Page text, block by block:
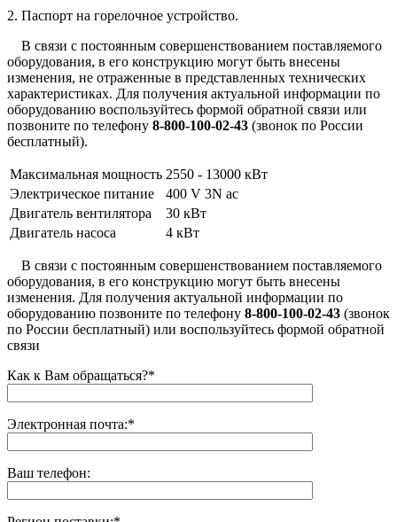
2. Паспорт на горелочное устройство.
В связи с постоянным совершенствованием поставляемого
оборудования, в его конструкцию могут быть внесены
изменения, не отраженные в представленных технических
характеристиках. Для получения актуальной информации по
оборудованию воспользуйтесь формой обратной связи или
позвоните по телефону 8-800-100-02-43 (звонок по России
бесплатный).
Максимальная мощность 2550 - 13000 кВт
Электрическое питание
400 V 3N ac
Двигатель вентилятора
30 кВт
Двигатель насоса
4 кВт
В связи с постоянным совершенствованием поставляемого
оборудования, в его конструкцию могут быть внесены
изменения. Для получения актуальной информации по
оборудованию позвоните по телефону 8-800-100-02-43 (звонок
по России бесплатный) или воспользуйтесь формой обратной
связи
Как к Вам обращаться?*
Электронная почта:*
Ваш телефон: